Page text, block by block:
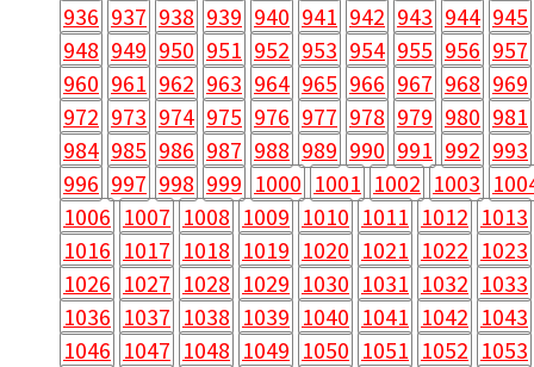
936 937 938 939 940 941 942 943 944 945
948 949 950 951 952 953 954 955 956 957
960 961 962 963 964 965 966 967 968 969
972 973 974 975 976 977 978 979 980 981
984 985 986 987 988 989 990 991 992 993
996 997 998 999 1000 1001 1002 1003
1006 1007 1008 1009 1010 1011 1012 1013
1016 1017 1018 1019 1020 1021 1022 1023
1026 1027 1028 1029 1030 1031 1032 1033
1036 1037 1038 1039 1040 1041 1042 1043
1046 1047 1048 1049 1050 1051 1052 1053